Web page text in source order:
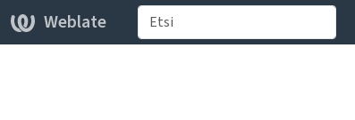
Weblate